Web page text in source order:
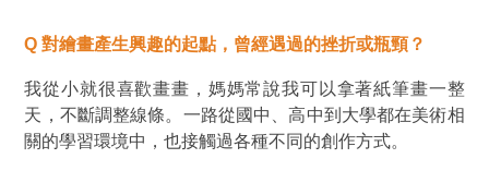
Q對繪畫產生興趣的起點，曾經遇過的挫折或瓶頸？
我從小就很喜歡畫畫，媽媽常說我可以拿著紙筆畫一整
天，不斷調整線條。一路從國中、高中到大學都在美術相
關的學習環境中，也接觸過各種不同的創作方式。